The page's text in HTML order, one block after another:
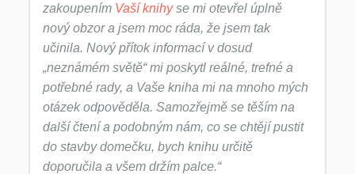
zakoupením Vaší knihyse mi otevřel úplně
nový obzor a jsem moc ráda, že jsem tak
učinila. Nový přítok informací v dosud
„neznámém světě“ mi poskytl reálné, trefné a
potřebné rady, a Vaše kniha mi na mnoho mých
otázek odpověděla. Samozřejmě se těším na
další čtení a podobným nám, co se chtějí pustit
do stavby domečku, bych knihu určitě
doporučila a všem držím palce.“